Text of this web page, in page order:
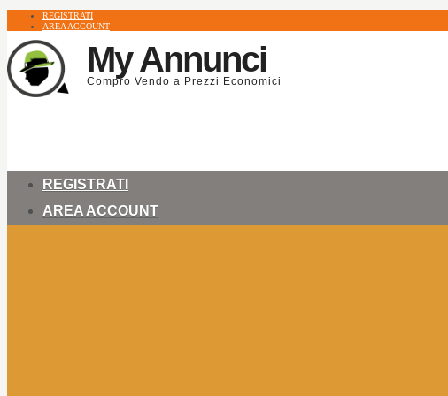
REGISTRATI
AREA ACCOUNT
My Annunci
Compro Vendo a Prezzi Economici
REGISTRATI
AREA ACCOUNT